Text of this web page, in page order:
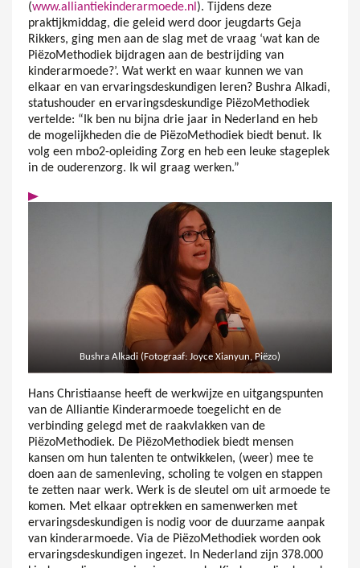
(www.alliantiekinderarmoede.nl ). Tijdens deze
praktijkmiddag, die geleid werd door jeugdarts Geja
Rikkers, ging men aan de slag met de vraag ‘wat kan de
PiëzoMethodiek bijdragen aan de bestrijding van
kinderarmoede?’. Wat werkt en waar kunnen we van
elkaar en van ervaringsdeskundigen leren? Bushra Alkadi,
statushouder en ervaringsdeskundige PiëzoMethodiek
vertelde: “Ik ben nu bijna drie jaar in Nederland en heb
de mogelijkheden die de PiëzoMethodiek biedt benut. Ik
volg een mbo2-opleiding Zorg en heb een leuke stageplek
in de ouderenzorg. Ik wil graag werken.”
Bushra Alkadi (Fotograaf: Joyce Xianyun, Piëzo)
Hans Christiaanse heeft de werkwijze en uitgangspunten
van de Alliantie Kinderarmoede toegelicht en de
verbinding gelegd met de raakvlakken van de
PiëzoMethodiek. De PiëzoMethodiek biedt mensen
kansen om hun talenten te ontwikkelen, (weer) mee te
doen aan de samenleving, scholing te volgen en stappen
te zetten naar werk. Werk is de sleutel om uit armoede te
komen. Met elkaar optrekken en samenwerken met
ervaringsdeskundigen is nodig voor de duurzame aanpak
van kinderarmoede. Via de PiëzoMethodiek worden ook
ervaringsdeskundigen ingezet. In Nederland zijn 378.000